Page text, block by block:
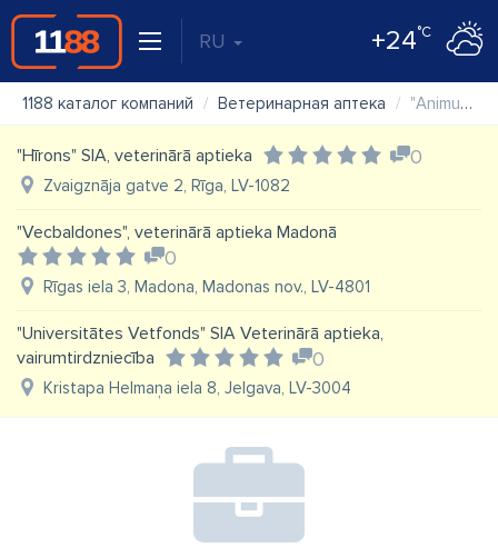
RU +24°C
1188 каталог компаний Ветеринарная аптека "Animu" Valmieras veterinārā aptieka
"Hīrons" SIA, veterinārā aptieka 0
Zvaigznāja gatve 2, Rīga, LV-1082
"Vecbaldones", veterinārā aptieka Madonā
0
Rīgas iela 3, Madona, Madonas nov., LV-4801
"Universitātes Vetfonds" SIA Veterinārā aptieka,
vairumtirdzniecība
0
Kristapa Helmaņa iela 8, Jelgava, LV-3004